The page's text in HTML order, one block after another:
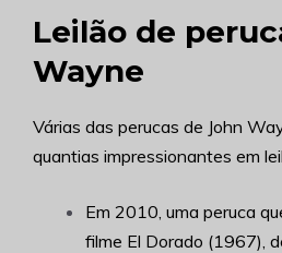
Leilão de
Wayne
Várias das perucas de John
quantias impressionantes em
Em 2010, uma peruca
filme El Dorado (1967),